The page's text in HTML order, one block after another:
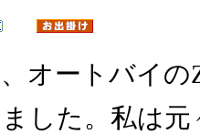
オートバイ
した。私は